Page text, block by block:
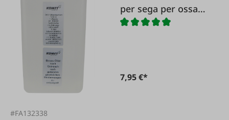
#FA132338
per sega per ossa
500x20 mm
7,95 €*